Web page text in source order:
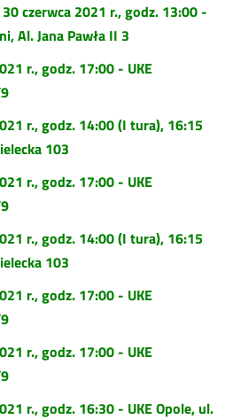
30 czerwca 2021 r., godz. 13:00 -
Al. Jana Pawła II 3
r., godz. 17:00 - UKE
r., godz. 14:00 (I tura), 16:15
103
r., godz. 17:00 - UKE
r., godz. 14:00 (I tura), 16:15
103
r., godz. 17:00 - UKE
r., godz. 17:00 - UKE
r., godz. 16:30 - UKE Opole, ul.